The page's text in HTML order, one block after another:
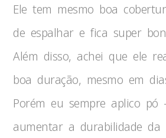
Ele tem mesmo boa
de espalhar e fica super
Além disso, achei que ele
boa duração, mesmo em
Porém eu sempre aplico
aumentar a durabilidade da